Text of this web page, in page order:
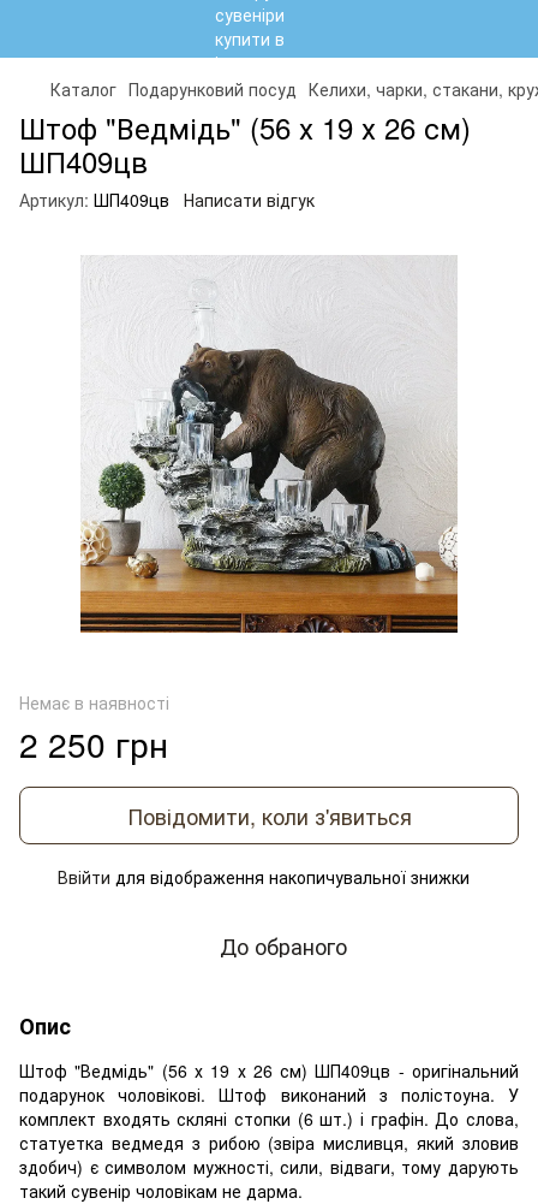
Каталог Подарунковий посуд Келихи, чарки, стакани,
Штоф "Ведмідь" (56 х 19 х 26 см)
ШП409цв
Артикул: ШП409цв Написати відгук
Немає в наявності
2 250 грн
Повідомити, коли з'явиться
Ввійти для відображення накопичувальної знижки
До обраного
Опис
Штоф "Ведмідь" (56 х 19 х 26 см) ШП409цв - оригінальний
подарунок чоловікові. Штоф виконаний з полістоуна. У
комплект входять скляні стопки (6 шт.) і графін. До слова,
статуетка ведмедя з рибою (звіра мисливця, який зловив
здобич) є символом мужності, сили, відваги, тому дарують
такий сувенір чоловікам не дарма.